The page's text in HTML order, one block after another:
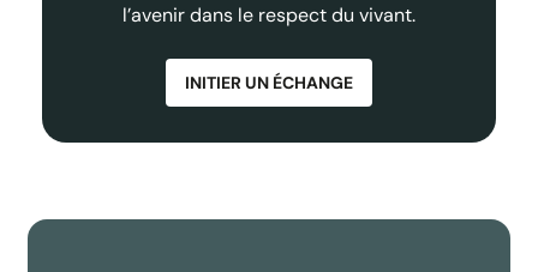
l’avenir dans le respect du vivant.
INITIER UN ÉCHANGE